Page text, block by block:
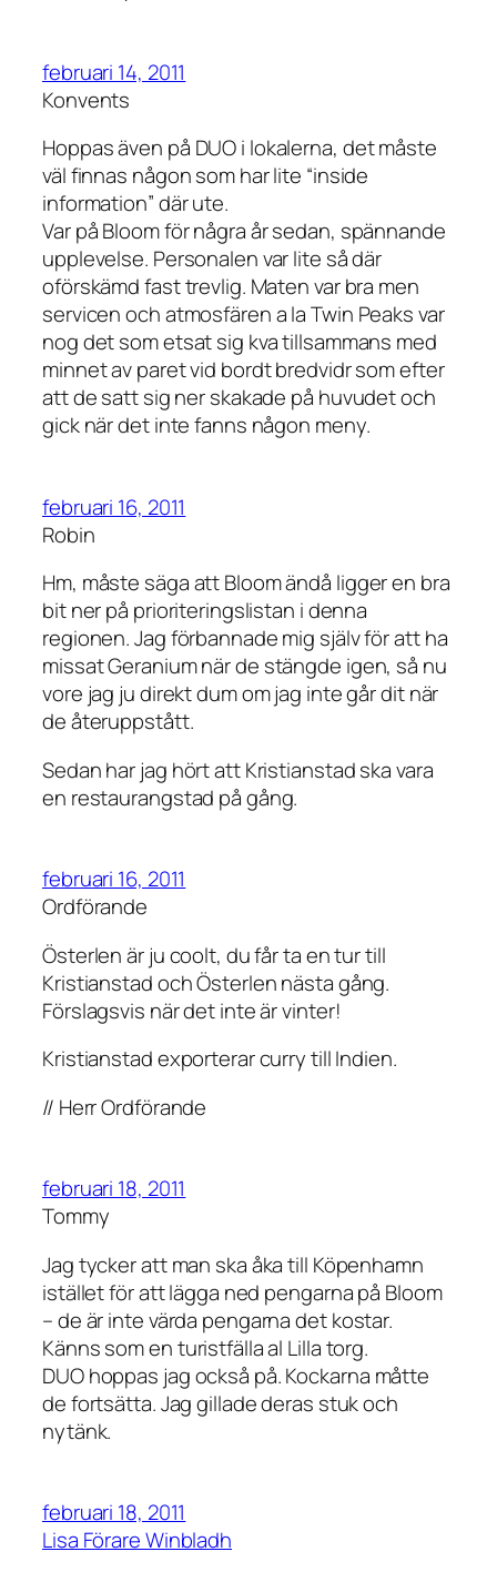
februari 14, 2011
Konvents
Hoppas även på DUO i lokalerna, det måste
väl finnas någon som har lite “inside
information” där ute.
Var på Bloom för några år sedan, spännande
upplevelse. Personalen var lite så där
oförskämd fast trevlig. Maten var bra men
servicen och atmosfären a la Twin Peaks var
nog det som etsat sig kva tillsammans med
minnet av paret vid bordt bredvidr som efter
att de satt sig ner skakade på huvudet och
gick när det inte fanns någon meny.
februari 16, 2011
Robin
Hm, måste säga att Bloom ändå ligger en bra
bit ner på prioriteringslistan i denna
regionen. Jag förbannade mig själv för att ha
missat Geranium när de stängde igen, så nu
vore jag ju direkt dum om jag inte går dit när
de återuppstått.
Sedan har jag hört att Kristianstad ska vara
en restaurangstad på gång.
februari 16, 2011
Ordförande
Österlen är ju coolt, du får ta en tur till
Kristianstad och Österlen nästa gång.
Förslagsvis när det inte är vinter!
Kristianstad exporterar curry till Indien.
// Herr Ordförande
februari 18, 2011
Tommy
Jag tycker att man ska åka till Köpenhamn
istället för att lägga ned pengarna på Bloom
– de är inte värda pengarna det kostar.
Känns som en turistfälla al Lilla torg.
DUO hoppas jag också på. Kockarna måtte
de fortsätta. Jag gillade deras stuk och
nytänk.
februari 18, 2011
Lisa Förare Winbladh